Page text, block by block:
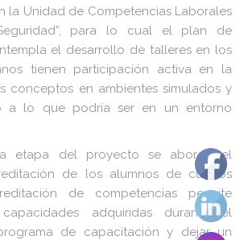
la Unidad de Competencias Laborales
para lo cual el plan de
el desarrollo de talleres en los
tienen participación activa en la
conceptos en ambientes simulados y
a lo que podría ser en un entorno
etapa del proyecto se aborda el
de los alumnos de cuartos
de competencias permite
adquiridas durante el
de capacitación y dejar un